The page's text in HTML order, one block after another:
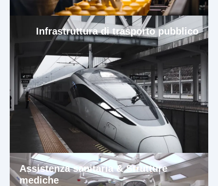
Infrastruttura di trasporto pubblico
Assistenza sanitaria & Strutture
mediche